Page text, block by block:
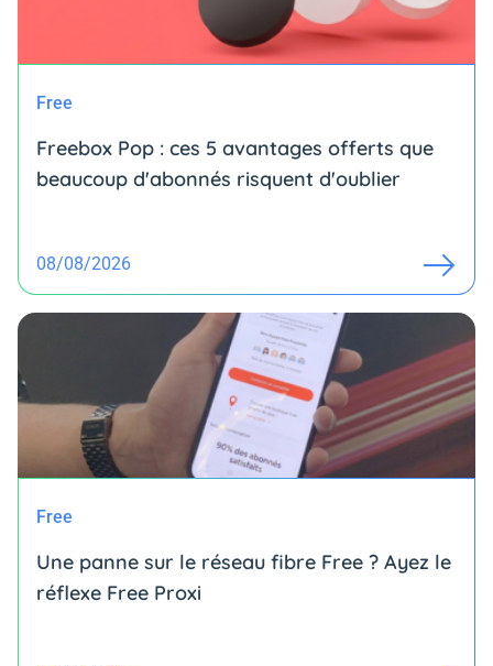
Free
Freebox Pop : ces 5 avantages offerts que
beaucoup d'abonnés risquent d'oublier
08/08/2026
Free
Une panne sur le réseau fibre Free ? Ayez le
réflexe Free Proxi